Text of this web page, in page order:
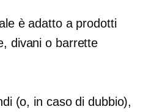
è adatto a prodotti
divani o barrette
(o, in caso di dubbio),